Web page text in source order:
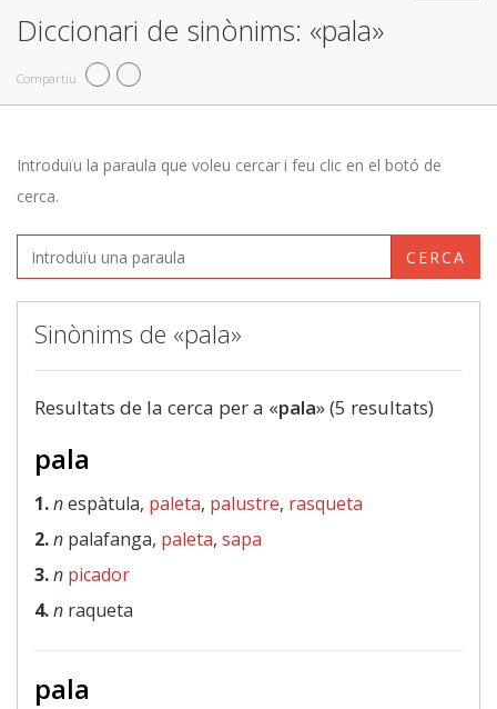
Diccionari de sinònims: «pala»
Compartiu
Introduïu la paraula que voleu cercar i feu clic en el botó de
cerca.
CERCA
Sinònims de «pala»
Resultats de la cerca per a «pala» (5 resultats)
pala
1.nespàtula, paleta, palustre, rasqueta
2.n palafanga, paleta, sapa
3.n picador
4.n raqueta
pala